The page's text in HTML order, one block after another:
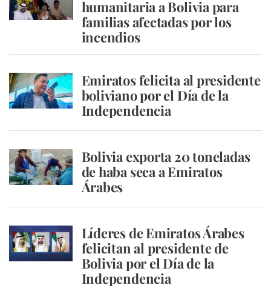
humanitaria a Bolivia para
familias afectadas por los
incendios
Emiratos felicita al presidente
boliviano por el Día de la
Independencia
Bolivia exporta 20 toneladas
de haba seca a Emiratos
Árabes
Líderes de Emiratos Árabes
felicitan al presidente de
Bolivia por el Día de la
Independencia